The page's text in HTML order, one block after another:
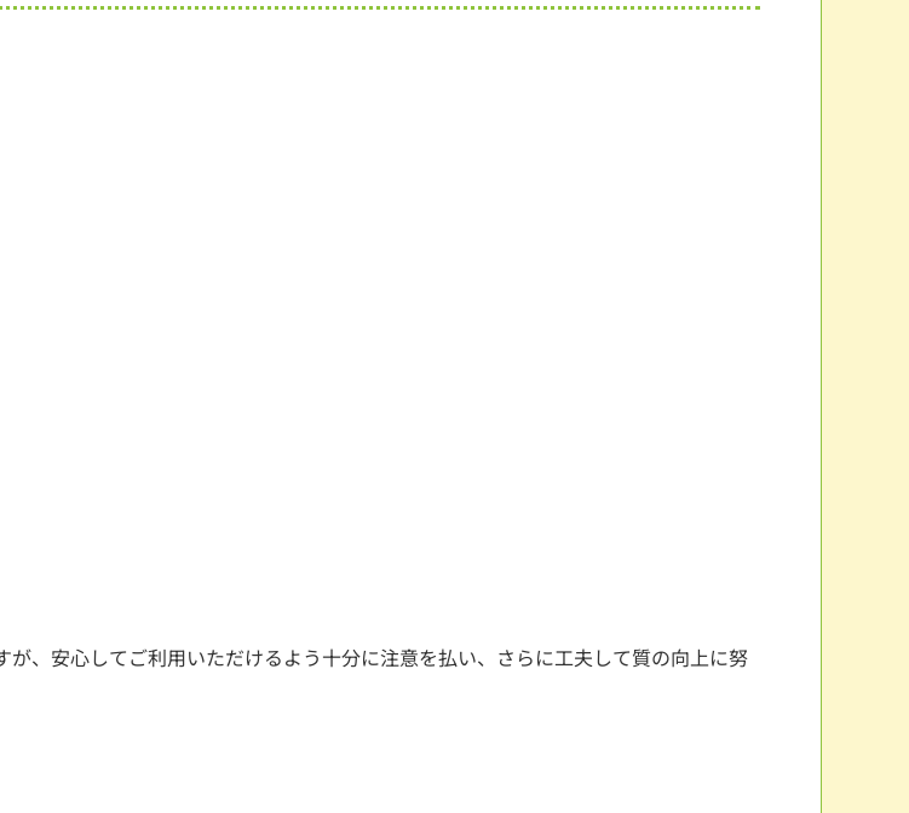
、安心してご利用いただけるよう十分に注意を払い、さらに工夫して質の向上に努